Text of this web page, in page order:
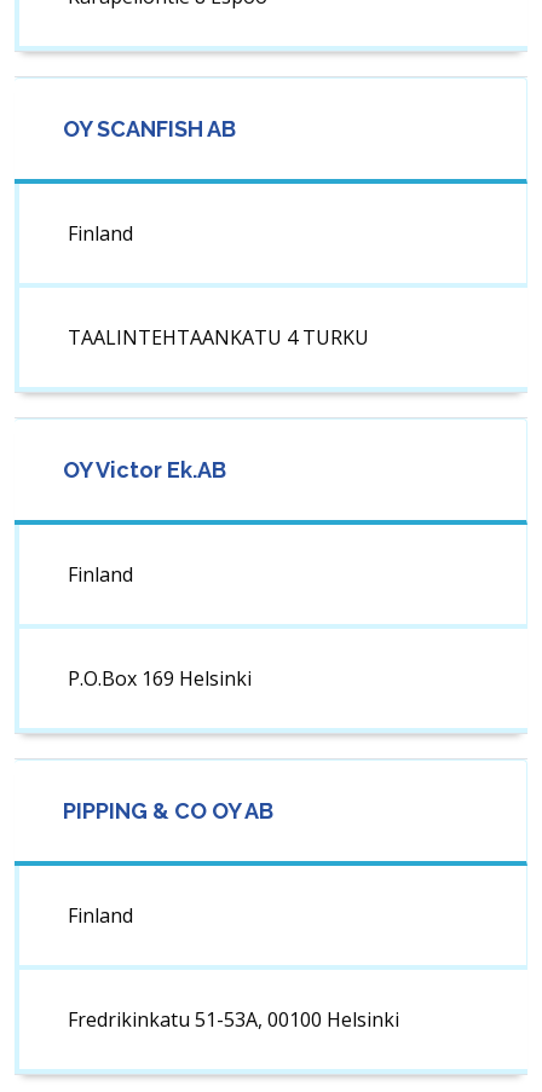
OY SCANFISH AB
Finland
TAALINTEHTAANKATU 4 TURKU
OY Victor Ek.AB
Finland
P.O.Box 169 Helsinki
PIPPING & CO OY AB
Finland
Fredrikinkatu 51-53A, 00100 Helsinki